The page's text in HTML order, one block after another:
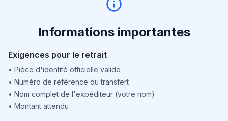
Informations importantes
Exigences pour le retrait
• Pièce d'identité officielle valide
• Numéro de référence du transfert
• Nom complet de l'expéditeur (votre nom)
• Montant attendu